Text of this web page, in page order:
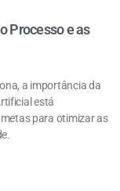
Processo e as
a importância da
está
para otimizar as